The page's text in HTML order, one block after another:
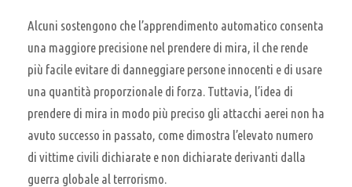
Alcuni sostengono che l’apprendimento automatico consenta
una maggiore precisione nel prendere di mira, il che rende
più facile evitare di danneggiare persone innocenti e di usare
una quantità proporzionale di forza. Tuttavia, l’idea di
prendere di mira in modo più preciso gli attacchi aerei non ha
avuto successo in passato, come dimostra l’elevato numero
di vittime civili dichiarate e non dichiarate derivanti dalla
guerra globale al terrorismo.